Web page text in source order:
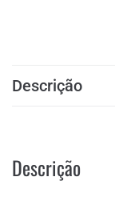
Descrição
Descrição